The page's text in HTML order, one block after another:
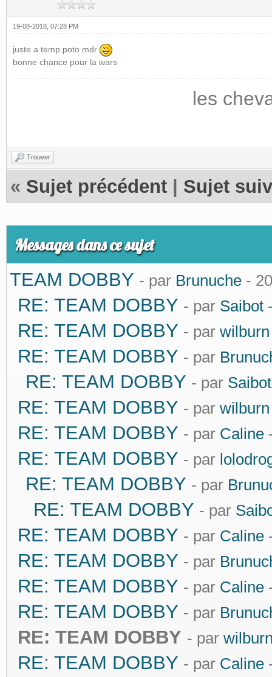
19-08-2018, 07:28 PM
juste a temp poto mdr
bonne chance pour la wars
les
Trouver
« Sujet précédent Sujet
Messages dans ce sujet
TEAM DOBBY - par Brunuche -
RE: TEAM DOBBY - par Saibot
RE: TEAM DOBBY - par wilburn
RE: TEAM DOBBY - par
RE: TEAM DOBBY - par Saibot
RE: TEAM DOBBY - par wilburn
RE: TEAM DOBBY - par Caline
RE: TEAM DOBBY - par
RE: TEAM DOBBY - par
RE: TEAM DOBBY - par
RE: TEAM DOBBY - par Caline
RE: TEAM DOBBY - par
RE: TEAM DOBBY - par Caline
RE: TEAM DOBBY - par
RE: TEAM DOBBY - par
RE: TEAM DOBBY - par Caline